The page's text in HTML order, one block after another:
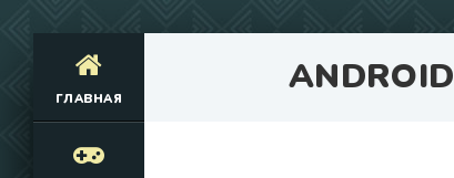
ANDROID
ГЛАВНАЯ